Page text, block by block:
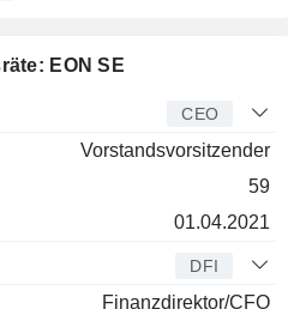
EON SE
CEO
Vorstandsvorsitzender
59
01.04.2021
DFI
Finanzdirektor/CFO